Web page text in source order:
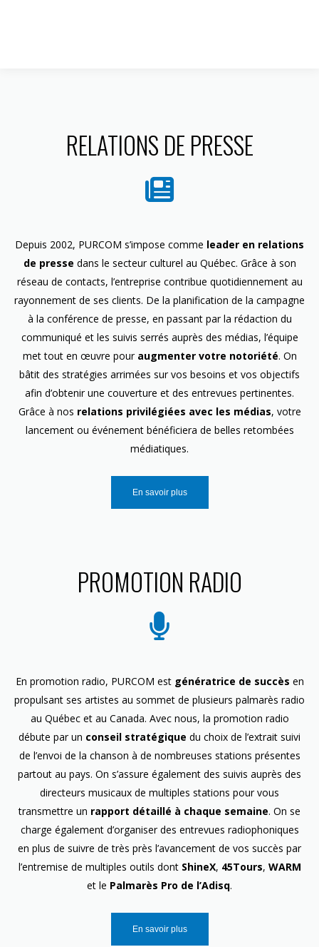
RELATIONS DE PRESSE
Depuis 2002, PURCOM s’impose comme leader en relations
de presse dans le secteur culturel au Québec. Grâce à son
réseau de contacts, l’entreprise contribue quotidiennement au
rayonnement de ses clients. De la planification de la campagne
à la conférence de presse, en passant par la rédaction du
communiqué et les suivis serrés auprès des médias, l’équipe
met tout en œuvre pour augmenter votre notoriété. On
bâtit des stratégies arrimées sur vos besoins et vos objectifs
afin d’obtenir une couverture et des entrevues pertinentes.
Grâce à nos relations privilégiées avec les médias, votre
lancement ou événement bénéficiera de belles retombées
médiatiques.
En savoir plus
PROMOTION RADIO
En promotion radio, PURCOM est génératrice de succès en
propulsant ses artistes au sommet de plusieurs palmarès radio
au Québec et au Canada. Avec nous, la promotion radio
débute par un conseil stratégique du choix de l’extrait suivi
de l’envoi de la chanson à de nombreuses stations présentes
partout au pays. On s’assure également des suivis auprès des
directeurs musicaux de multiples stations pour vous
transmettre un rapport détaillé à chaque semaine. On se
charge également d’organiser des entrevues radiophoniques
en plus de suivre de très près l’avancement de vos succès par
l’entremise de multiples outils dont ShineX, 45Tours, WARM
et le Palmarès Pro de l’Adisq.
En savoir plus